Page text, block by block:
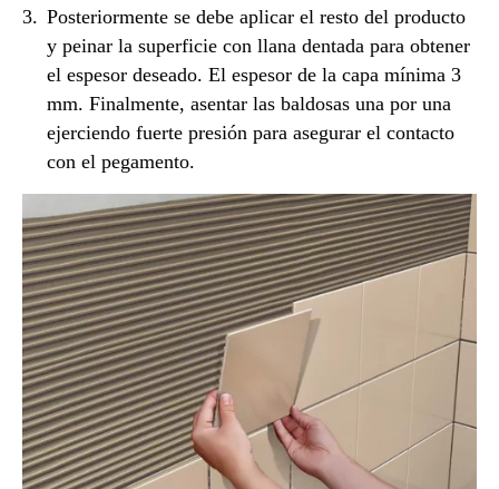
Posteriormente se debe aplicar el resto del producto
y peinar la superficie con llana dentada para obtener
el espesor deseado. El espesor de la capa mínima 3
mm. Finalmente, asentar las baldosas una por una
ejerciendo fuerte presión para asegurar el contacto
con el pegamento.